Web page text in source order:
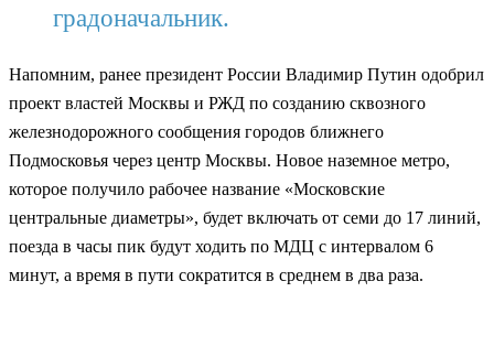
градоначальник.
Напомним, ранее президент России Владимир Путин одобрил
проект властей Москвы и РЖД по созданию сквозного
железнодорожного сообщения городов ближнего
Подмосковья через центр Москвы. Новое наземное метро,
которое получило рабочее название «Московские
центральные диаметры», будет включать от семи до 17 линий,
поезда в часы пик будут ходить по МДЦ с интервалом 6
минут, а время в пути сократится в среднем в два раза.